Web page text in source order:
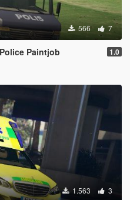
566 7
Paintjob 1.0
1.563 3